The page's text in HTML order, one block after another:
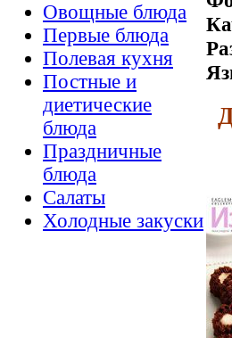
Овощные блюда
Первые блюда
Полевая кухня
Постные и
диетические
блюда
Праздничные
блюда
Салаты
Холодные закуски